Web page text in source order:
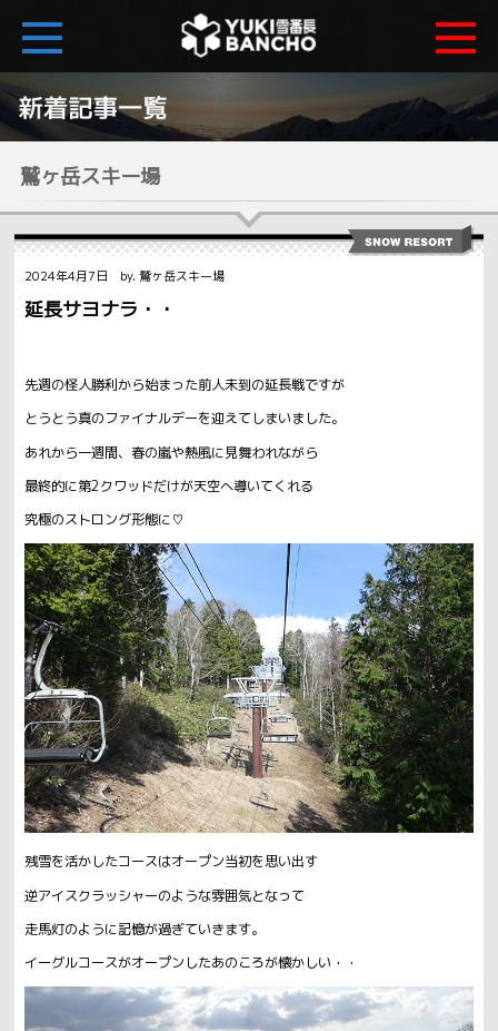
鷲ヶ岳スキー場
2024年4月7日 by. 鷲ヶ岳スキー場
延長サヨナラ・・
先週の怪人勝利から始まった前人未到の延長戦ですが
とうとう真のファイナルデーを迎えてしまいました。
あれから一週間、春の嵐や熱風に見舞われながら
最終的に第2クワッドだけが天空へ導いてくれる
究極のストロング形態に♡
残雪を活かしたコースはオープン当初を思い出す
逆アイスクラッシャーのような雰囲気となって
走馬灯のように記憶が過ぎていきます。
イーグルコースがオープンしたあのころが懐かしい・・